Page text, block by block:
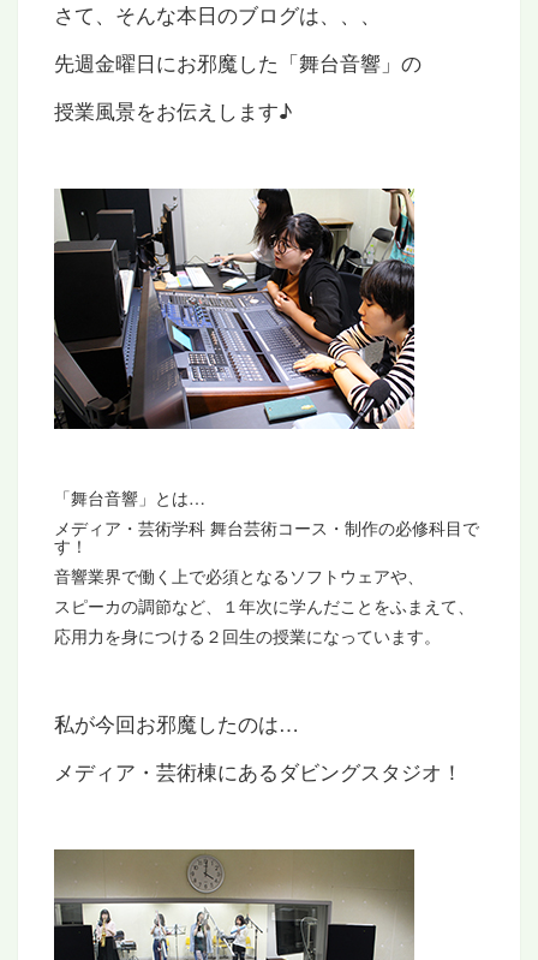
さて、そんな本日のブログは、、、
先週金曜日にお邪魔した「舞台音響」の
授業風景をお伝えします♪
「舞台音響」とは…
メディア・芸術学科 舞台芸術コース・制作の必修科目で
す！
音響業界で働く上で必須となるソフトウェアや、
スピーカの調節など、１年次に学んだことをふまえて、
応用力を身につける２回生の授業になっています。
私が今回お邪魔したのは…
メディア・芸術棟にあるダビングスタジオ！